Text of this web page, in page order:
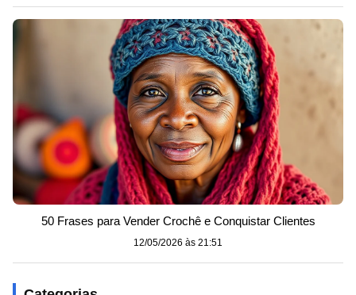
50 Frases para Vender Crochê e Conquistar Clientes
12/05/2026 às 21:51